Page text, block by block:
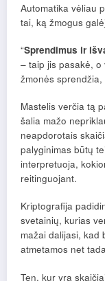
Automatika vėliau
tai, ką žmogus
“Sprendimus ir
– taip jis pasakė,
žmonės
Mastelis verčia tą
šalia mažo
neapdorotais
palyginimas būtų
interpretuoja,
reitinguojant.
Kriptografija
svetainių, kurias
mažai dalijasi, kad
atmetamos net
Ten, kur yra